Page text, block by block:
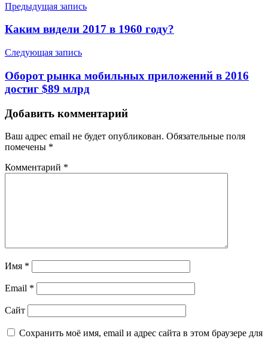
Предыдущая запись
Каким видели 2017 в 1960 году?
Следующая запись
Оборот рынка мобильных приложений в 2016
достиг $89 млрд
Добавить комментарий
Ваш адрес email не будет опубликован. Обязательные поля
помечены *
Комментарий *
Имя *
Email *
Сайт
Сохранить моё имя, email и адрес сайта в этом браузере для